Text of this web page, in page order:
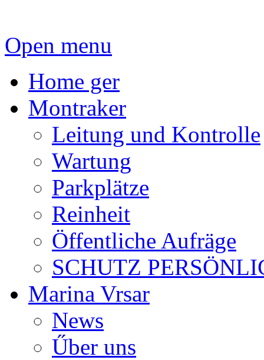
Open menu
Home ger
Montraker
Leitung und Kontrolle
Wartung
Parkplätze
Reinheit
Öffentliche Aufräge
SCHUTZ
Marina Vrsar
News
Űber uns